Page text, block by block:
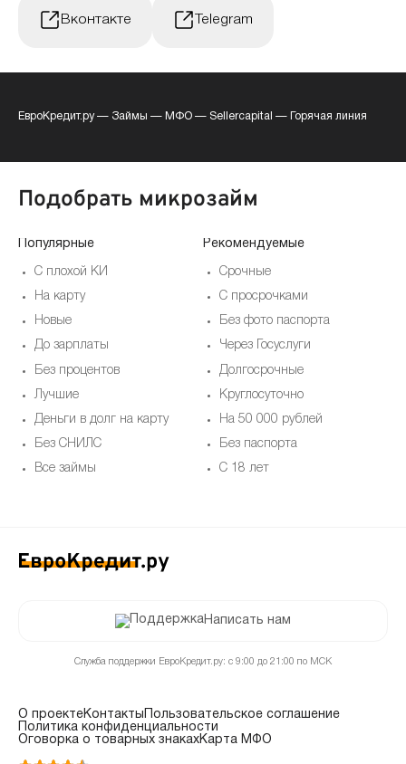
Вконтакте Telegram
ЕвроКредит.ру— Займы — МФО — Sellercapital — Горячая линия
Подобрать микрозайм
Популярные
С плохой КИ
На карту
Новые
До зарплаты
Без процентов
Лучшие
Деньги в долг на карту
Без СНИЛС
Все займы
Рекомендуемые
Срочные
С просрочками
Без фото паспорта
Через Госуслуги
Долгосрочные
Круглосуточно
На 50 000 рублей
Без паспорта
С 18 лет
Написать нам
Служба поддержки ЕвроКредит.ру: с 9:00 до 21:00 по МСК
О проектеКонтакты
Пользовательское соглашение
Политика конфиденциальности
Оговорка о товарных знакахКарта МФО